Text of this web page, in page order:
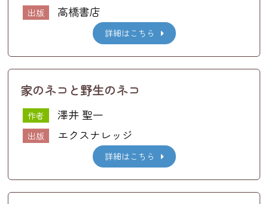
出版 高橋書店
詳細はこちら
家のネコと野生のネコ
作者 澤井 聖一
出版 エクスナレッジ
詳細はこちら